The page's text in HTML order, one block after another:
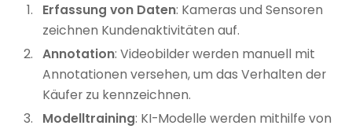
Erfassung von Daten: Kameras und Sensoren
zeichnen Kundenaktivitäten auf.
Annotation: Videobilder werden manuell mit
Annotationen versehen, um das Verhalten der
Käufer zu kennzeichnen.
Modelltraining: KI-Modelle werden mithilfe von